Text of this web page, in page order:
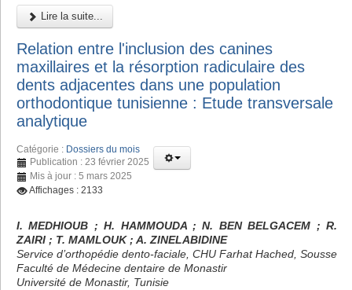
Lire la suite...
Relation entre l'inclusion des canines
maxillaires et la résorption radiculaire des
dents adjacentes dans une population
orthodontique tunisienne : Etude transversale
analytique
Catégorie : Dossiers du mois
Publication : 23 février 2025
Mis à jour : 5 mars 2025
Affichages : 2133
I. MEDHIOUB ; H. HAMMOUDA ; N. BEN BELGACEM ; R.
ZAIRI ; T. MAMLOUK ; A. ZINELABIDINE
Service d’orthopédie dento-faciale, CHU Farhat Hached, Sousse
Faculté de Médecine dentaire de Monastir
Université de Monastir, Tunisie